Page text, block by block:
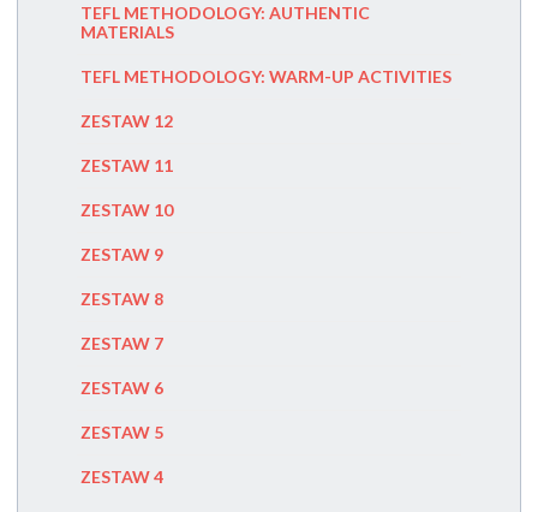
TEFL METHODOLOGY: AUTHENTIC
MATERIALS
TEFL METHODOLOGY: WARM-UP ACTIVITIES
ZESTAW 12
ZESTAW 11
ZESTAW 10
ZESTAW 9
ZESTAW 8
ZESTAW 7
ZESTAW 6
ZESTAW 5
ZESTAW 4